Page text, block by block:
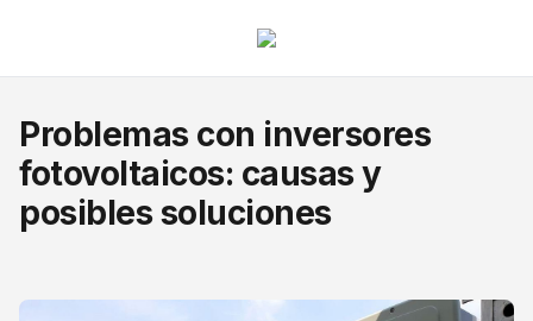
Problemas con inversores
fotovoltaicos: causas y
posibles soluciones